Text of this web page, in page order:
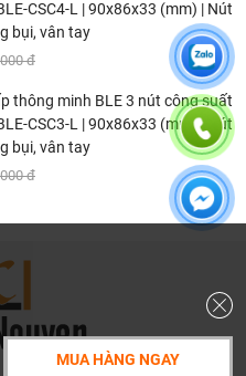
chỉ Homegy
của Homegy trên toàn
CSC4-L | 90x86x33 (mm) | Nút
bụi, vân tay
đ
thông minh BLE 3 nút công suất
CSC3-L | 90x86x33 (mm) | Nút
bụi, vân tay
đ
MUA HÀNG NGAY